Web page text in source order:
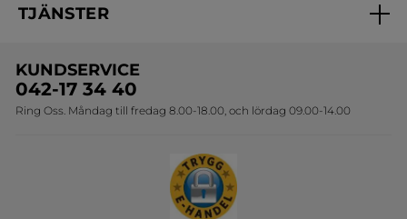
Online prislista
Erbjudanden
Travelsize
Sets
TJÄNSTER
Onlineprislista för postorder
KUNDSERVICE
042-17 34 40
Ring Oss. Måndag till fredag 8.00-18.00, och lördag 09.00-14.00